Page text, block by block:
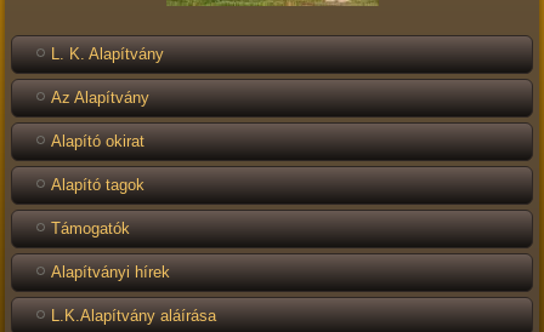
L. K. Alapítvány
Az Alapítvány
Alapító okirat
Alapító tagok
Támogatók
Alapítványi hírek
L.K.Alapítvány aláírása